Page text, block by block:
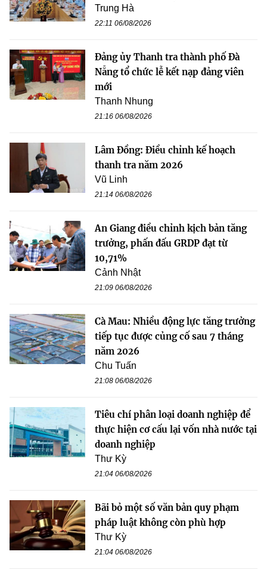
Trung Hà
22:11 06/08/2026
Đảng ủy Thanh tra thành phố Đà
Nẵng tổ chức lễ kết nạp đảng viên
mới
Thanh Nhung
21:16 06/08/2026
Lâm Đồng: Điều chỉnh kế hoạch
thanh tra năm 2026
Vũ Linh
21:14 06/08/2026
An Giang điều chỉnh kịch bản tăng
trưởng, phấn đấu GRDP đạt từ
10,71%
Cảnh Nhật
21:09 06/08/2026
Cà Mau: Nhiều động lực tăng trưởng
tiếp tục được củng cố sau 7 tháng
năm 2026
Chu Tuấn
21:08 06/08/2026
Tiêu chí phân loại doanh nghiệp để
thực hiện cơ cấu lại vốn nhà nước tại
doanh nghiệp
Thư Kỳ
21:04 06/08/2026
Bãi bỏ một số văn bản quy phạm
pháp luật không còn phù hợp
Thư Kỳ
21:04 06/08/2026